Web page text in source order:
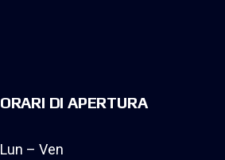
ORARI DI APERTURA
Lun – Ven